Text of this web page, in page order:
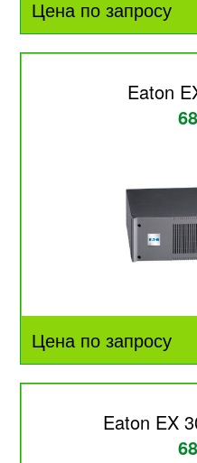
Цена по запросу
Eaton
Цена по запросу
Eaton EX